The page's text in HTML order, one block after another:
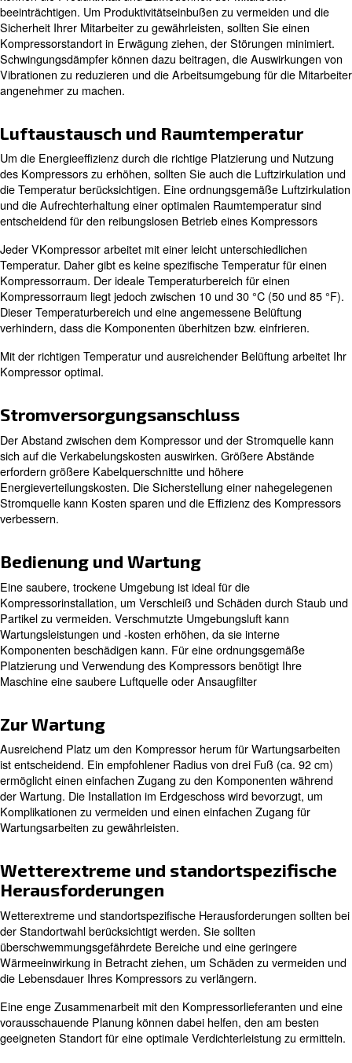
ihre Konzentration verlieren und somit ihre Produktivität
Darüber hinaus können starke Vibrationen und Lärm
Ihrer Mitarbeiter beeinträchtigen.
Wichtige Faktoren für die
des Verdichters
Nähe zu den Mitarbeitern
Die von einem Kompressor erzeugten Geräusche und
beeinträchtigen. Um Produktivitätseinbußen zu
Sicherheit Ihrer Mitarbeiter zu gewährleisten, sollten
Schwingungsdämpfer können dazu beitragen, die
Vibrationen zu reduzieren und die Arbeitsumgebung
angenehmer zu machen.
Luftaustausch und
des Kompressors zu erhöhen, sollten Sie auch die
die Temperatur berücksichtigen. Eine
und die Aufrechterhaltung einer optimalen
entscheidend für den reibungslosen Betrieb eines
Jeder VKompressor arbeitet mit einer leicht
Temperatur. Daher gibt es keine spezifische
Kompressorraum liegt jedoch zwischen 10 und 30 °C
Dieser Temperaturbereich und eine angemessene
verhindern, dass die Komponenten überhitzen bzw.
Mit der richtigen Temperatur und ausreichender
Kompressor optimal.
Stromversorgungsanschluss
Der Abstand zwischen dem Kompressor und der
sich auf die Verkabelungskosten auswirken. Größere
erfordern größere Kabelquerschnitte und höhere
Energieverteilungskosten. Die Sicherstellung einer
Stromquelle kann Kosten sparen und die Effizienz des
verbessern.
Bedienung und Wartung